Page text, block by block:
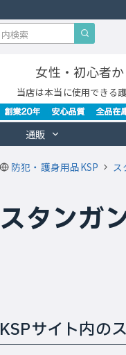
女性・初心者
当店は本当に使用できる
通販
防犯・護身用品KSP ス
スタンガ
KSPサイト内の